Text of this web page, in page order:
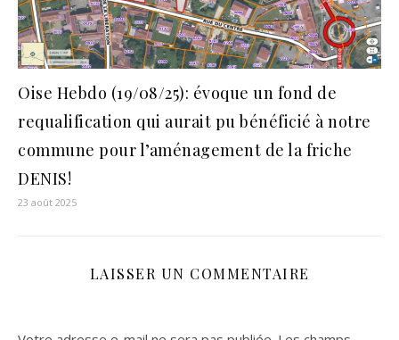
Oise Hebdo (19/08/25): évoque un fond de
requalification qui aurait pu bénéficié à notre
commune pour l’aménagement de la friche
DENIS!
23 août 2025
LAISSER UN COMMENTAIRE